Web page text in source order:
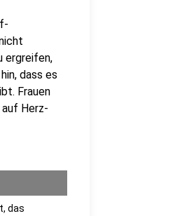
ergreifen,
dass es
Frauen
Herz-
das